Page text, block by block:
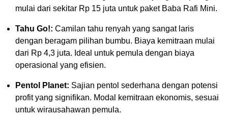
mulai dari sekitar Rp 15 juta untuk paket Baba Rafi Mini.
Tahu Go!: Camilan tahu renyah yang sangat laris
dengan beragam pilihan bumbu. Biaya kemitraan mulai
dari Rp 4,3 juta. Ideal untuk pemula dengan biaya
operasional yang efisien.
Pentol Planet: Sajian pentol sederhana dengan potensi
profit yang signifikan. Modal kemitraan ekonomis, sesuai
untuk wirausahawan pemula.